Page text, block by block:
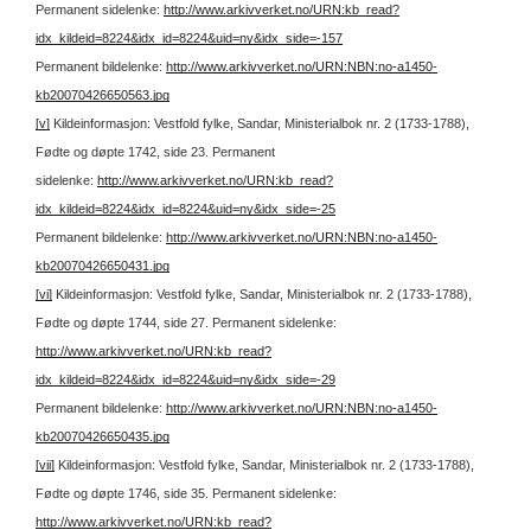
Permanent sidelenke: http://www.arkivverket.no/URN:kb_read?
idx_kildeid=8224&idx_id=8224&uid=ny&idx_side=-157
Permanent bildelenke: http://www.arkivverket.no/URN:NBN:no-a1450-
kb20070426650563.jpg
[v] Kildeinformasjon: Vestfold fylke, Sandar, Ministerialbok nr. 2 (1733-1788),
Fødte og døpte 1742, side 23. Permanent
sidelenke: http://www.arkivverket.no/URN:kb_read?
idx_kildeid=8224&idx_id=8224&uid=ny&idx_side=-25
Permanent bildelenke: http://www.arkivverket.no/URN:NBN:no-a1450-
kb20070426650431.jpg
[vi] Kildeinformasjon: Vestfold fylke, Sandar, Ministerialbok nr. 2 (1733-1788),
Fødte og døpte 1744, side 27. Permanent sidelenke:
http://www.arkivverket.no/URN:kb_read?
idx_kildeid=8224&idx_id=8224&uid=ny&idx_side=-29
Permanent bildelenke: http://www.arkivverket.no/URN:NBN:no-a1450-
kb20070426650435.jpg
[vii] Kildeinformasjon: Vestfold fylke, Sandar, Ministerialbok nr. 2 (1733-1788),
Fødte og døpte 1746, side 35. Permanent sidelenke:
http://www.arkivverket.no/URN:kb_read?